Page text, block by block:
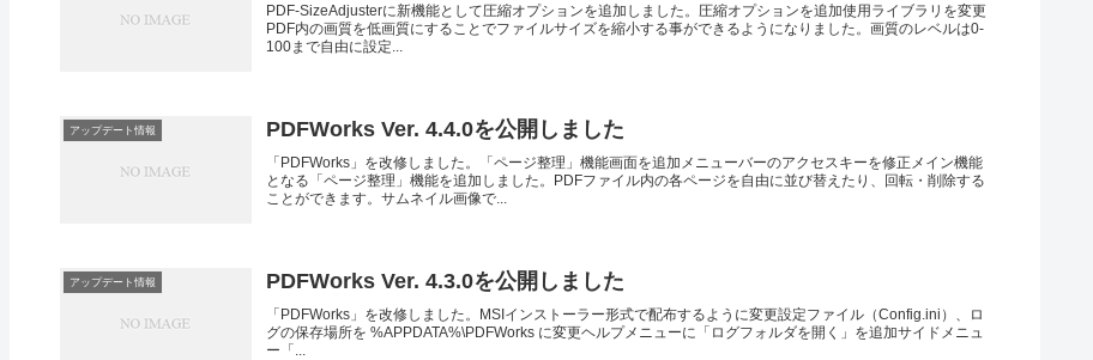
PDF-SizeAdjusterに新機能として圧縮オプションを追加しました。圧縮オプションを追加使用ライブラリを変更
PDF内の画質を低画質にすることでファイルサイズを縮小する事ができるようになりました。画質のレベルは0-
100まで自由に設定...
アップデート情報 PDFWorks Ver. 4.4.0を公開しました
「PDFWorks」を改修しました。「ページ整理」機能画面を追加メニューバーのアクセスキーを修正メイン機能
となる「ページ整理」機能を追加しました。PDFファイル内の各ページを自由に並び替えたり、回転・削除する
ことができます。サムネイル画像で...
アップデート情報 PDFWorks Ver. 4.3.0を公開しました
「PDFWorks」を改修しました。MSIインストーラー形式で配布するように変更設定ファイル（Config.ini）、ロ
グの保存場所を %APPDATA%\PDFWorks に変更ヘルプメニューに「ログフォルダを開く」を追加サイドメニュ
ー「...